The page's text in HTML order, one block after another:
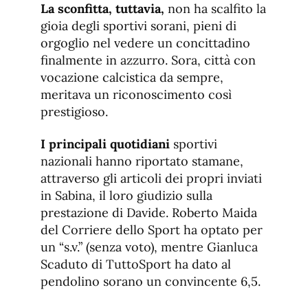
La sconfitta, tuttavia, non ha scalfito la
gioia degli sportivi sorani, pieni di
orgoglio nel vedere un concittadino
finalmente in azzurro. Sora, città con
vocazione calcistica da sempre,
meritava un riconoscimento così
prestigioso.
I principali quotidiani sportivi
nazionali hanno riportato stamane,
attraverso gli articoli dei propri inviati
in Sabina, il loro giudizio sulla
prestazione di Davide. Roberto Maida
del Corriere dello Sport ha optato per
un “s.v.” (senza voto), mentre Gianluca
Scaduto di TuttoSport ha dato al
pendolino sorano un convincente 6,5.